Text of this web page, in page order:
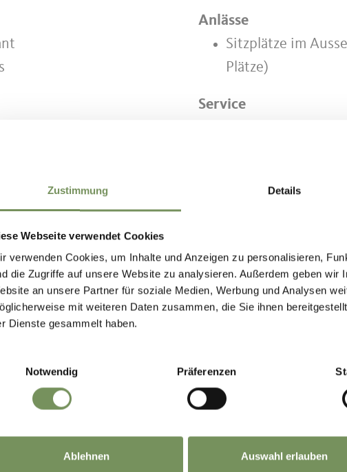
Zustimmung Details
Webseite verwendet Cookies
verwenden Cookies, um Inhalte und Anzeigen zu personalisieren,
die Zugriffe auf unsere Website zu analysieren. Außerdem geben wir
an unsere Partner für soziale Medien, Werbung und Analysen
mit weiteren Daten zusammen, die Sie ihnen
Dienste gesammelt haben.
Notwendig
Präferenzen
Ablehnen Auswahl erlauben
Anlässe
Sitzplätze im
Plätze)
Maestro
Service
Spezialitäten